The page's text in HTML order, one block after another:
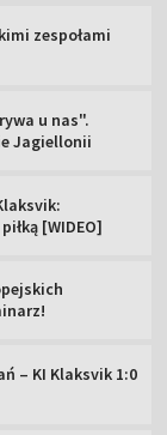
zespołami
u nas".
Jagiellonii
[WIDEO]
– KI Klaksvik 1:0